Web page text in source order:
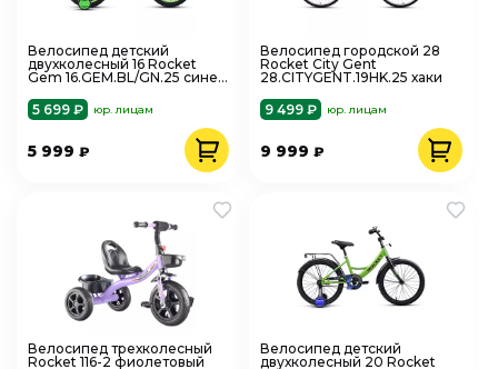
Велосипед детский
двухколесный 16 Rocket
Gem 16.GEM.BL/GN.25 сине-
5 699 ₽
юр. лицам
5 999 ₽
Велосипед городской 28
Rocket City Gent
28.CITYGENT.19HK.25 хаки
9 499 ₽
юр. лицам
9 999₽
Велосипед трехколесный
Rocket 116-2 фиолетовый
Велосипед детский
двухколесный 20 Rocket